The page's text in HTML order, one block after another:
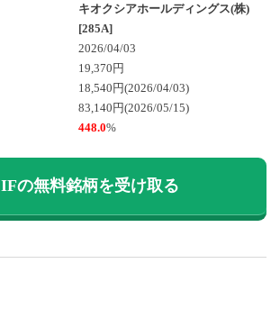
キオクシアホールディングス(株)
[285A]
2026/04/03
19,370円
18,540円(2026/04/03)
83,140円(2026/05/15)
448.0%
IFの無料銘柄を受け取る